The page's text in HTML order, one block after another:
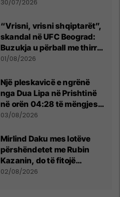
30/07/2026
“Vrisni, vrisni shqiptarët”,
skandal në UFC Beograd:
Buzukja u përball me thirrje
anti-shqiptare nga
01/08/2026
Një pleskavicë e ngrënë
nga Dua Lipa në Prishtinë
në orën 04:28 të mëngjesit
- dhe bota digjitale serbe
03/08/2026
Mirlind Daku mes lotëve
përshëndetet me Rubin
Kazanin, do të fitojë
miliona te Spartak Moska
02/08/2026